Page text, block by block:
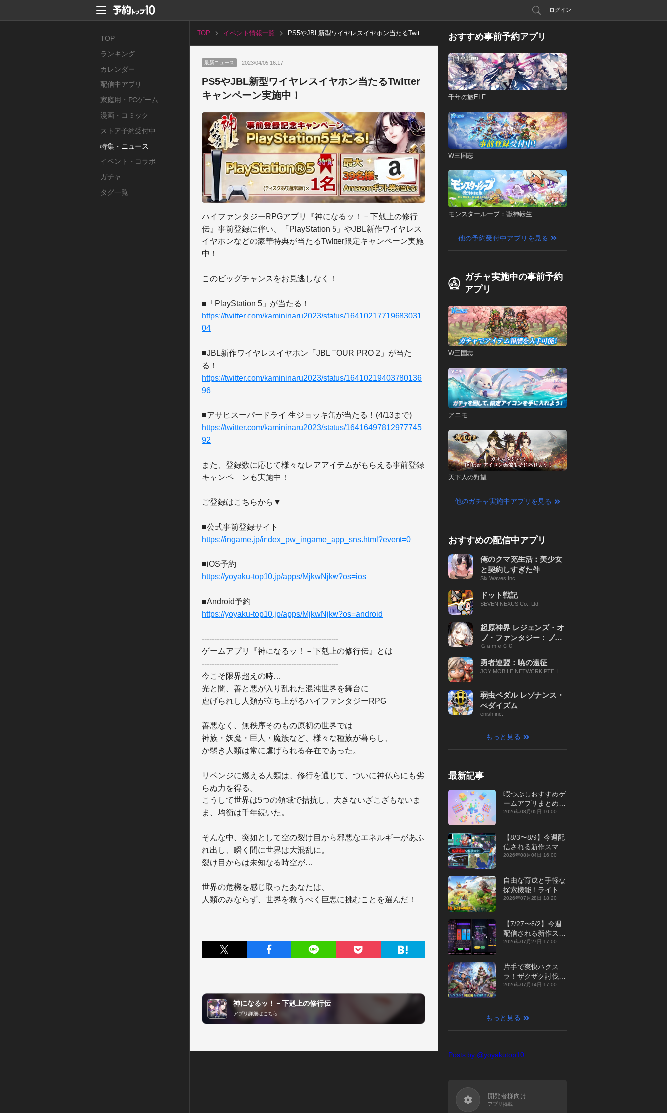
ログイン
TOP
ランキング
カレンダー
配信中アプリ
家庭用・PCゲーム
漫画・コミック
ストア予約受付中
特集・ニュース
イベント・コラボ
ガチャ
タグ一覧
TOP イベント情報一覧
PS5やJBL新型ワイヤレスイヤホン当たるTwit
最新ニュース 2023/04/05 16:17
PS5やJBL新型ワイヤレスイヤホン当たるTwitter
キャンペーン実施中！
ハイファンタジーRPGアプリ『神になるッ！－下剋上の修行
伝』事前登録に伴い、「PlayStation 5」やJBL新作ワイヤレス
イヤホンなどの豪華特典が当たるTwitter限定キャンペーン実施
中！
このビッグチャンスをお見逃しなく！
https://twitter.com/kamininaru2023/status/16410217719683031
04
■JBL新作ワイヤレスイヤホン「JBL TOUR PRO 2」が当た
https://twitter.com/kamininaru2023/status/16410219403780136
96
https://twitter.com/kamininaru2023/status/16416497812977745
92
また、登録数に応じて様々なレアアイテムがもらえる事前登録
キャンペーンも実施中！
ご登録はこちらから▼
https://ingame.jp/index_pw_ingame_app_sns.html?event=0
https://yoyaku-top10.jp/apps/MjkwNjkw?os=ios
https://yoyaku-top10.jp/apps/MjkwNjkw?os=android
-------------------------------------------------------
ゲームアプリ『神になるッ！－下剋上の修行伝』とは
-------------------------------------------------------
今こそ限界超えの時…
光と闇、善と悪が入り乱れた混沌世界を舞台に
虐げられし人類が立ち上がるハイファンタジーRPG
善悪なく、無秩序そのもの原初の世界では
神族・妖魔・巨人・魔族など、様々な種族が暮らし、
か弱き人類は常に虐げられる存在であった。
リベンジに燃える人類は、修行を通じて、ついに神仏らにも劣
らぬ力を得る。
こうして世界は5つの領域で拮抗し、大きないざこざもないま
ま、均衡は千年続いた。
そんな中、突如として空の裂け目から邪悪なエネルギーがあふ
れ出し、瞬く間に世界は大混乱に。
裂け目からは未知なる時空が…
世界の危機を感じ取ったあなたは、
神になるッ！－下剋上の修行伝
アプリ詳細はこちら
おすすめ事前予約アプリ
千年の旅ELF
W三国志
モンスターループ：獣神転生
他の予約受付中アプリを見る
ガチャ実施中の事前予約
アプリ
W三国志
アニモ
天下人の野望
他のガチャ実施中アプリを見る
おすすめの配信中アプリ
俺のクマ充生活：美少女
と契約しすぎた件
Six Waves Inc.
ドット戦記
SEVEN NEXUS Co., Ltd.
起原神界 レジェンズ・オ
ブ・ファンタジー：ブレ
イブ X
ＧａｍｅＣＣ
勇者連盟：暁の遠征
JOY MOBILE NETWORK PTE. LT
弱虫ペダル レゾナンス・
ぺダイズム
enish inc.
もっと見る
最新記事
暇つぶしおすすめゲ
ームアプリまとめ｜
オフライン対応あり
2026年08月05日 10:00
【8/3〜8/9】今週配
信される新作スマホ
ゲームをまとめてお
2026年08月04日 16:00
自由な育成と手軽な
探索機能！ライトカ
ジュアルMMORPG
征』【最新作PICKU
P】
2026年07月28日 18:20
【7/27〜8/2】今週
配信される新作スマ
ホゲームをまとめて
年】
2026年07月27日 17:00
片手で爽快ハクス
ラ！ザクザク討伐し
て神装備を集める放
【最新作PICKUP】
2026年07月14日 17:00
もっと見る
Posts by @yoyakutop10
開発者様向け
アプリ掲載